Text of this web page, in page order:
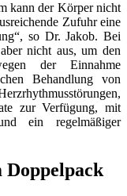
kann der Körper nicht
Zufuhr eine
so Dr. Jakob. Bei
nicht aus, um den
der Einnahme
Behandlung von
zur Verfügung, mit
ein regelmäßiger